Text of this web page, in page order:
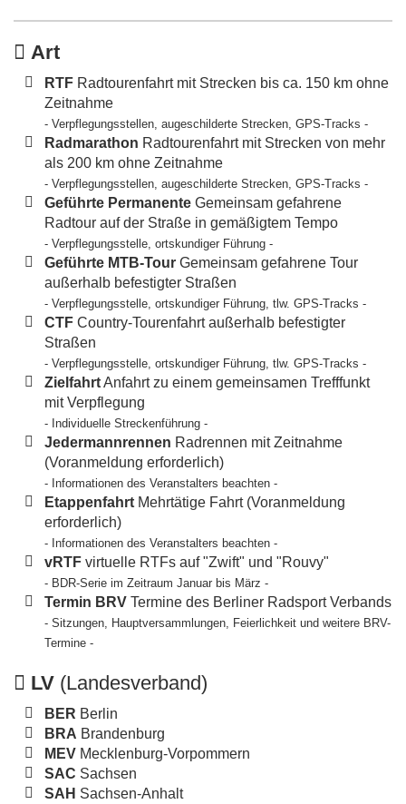
Art
RTF Radtourenfahrt mit Strecken bis ca. 150 km ohne
Zeitnahme
- Verpflegungsstellen, augeschilderte Strecken, GPS-Tracks -
Radmarathon Radtourenfahrt mit Strecken von mehr
als 200 km ohne Zeitnahme
- Verpflegungsstellen, augeschilderte Strecken, GPS-Tracks -
Geführte Permanente Gemeinsam gefahrene
Radtour auf der Straße in gemäßigtem Tempo
- Verpflegungsstelle, ortskundiger Führung -
Geführte MTB-Tour Gemeinsam gefahrene Tour
außerhalb befestigter Straßen
- Verpflegungsstelle, ortskundiger Führung, tlw. GPS-Tracks -
CTF Country-Tourenfahrt außerhalb befestigter
Straßen
- Verpflegungsstelle, ortskundiger Führung, tlw. GPS-Tracks -
ZielfahrtAnfahrt zu einem gemeinsamen Trefffunkt
mit Verpflegung
- Individuelle Streckenführung -
Jedermannrennen Radrennen mit Zeitnahme
(Voranmeldung erforderlich)
- Informationen des Veranstalters beachten -
Etappenfahrt Mehrtätige Fahrt (Voranmeldung
erforderlich)
- Informationen des Veranstalters beachten -
vRTF virtuelle RTFs auf "Zwift" und "Rouvy"
- BDR-Serie im Zeitraum Januar bis März -
Termin BRV Termine des Berliner Radsport Verbands
- Sitzungen, Hauptversammlungen, Feierlichkeit und weitere BRV-
Termine -
LV (Landesverband)
BER Berlin
BRA Brandenburg
MEV Mecklenburg-Vorpommern
SAC Sachsen
SAH Sachsen-Anhalt